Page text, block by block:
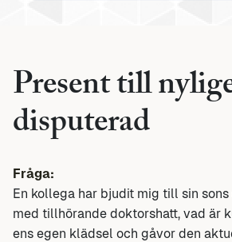
Present till
disputerad
Fråga:
En kollega har bjudit mig till sin
med tillhörande doktorshatt, vad är
ens egen klädsel och gåvor den